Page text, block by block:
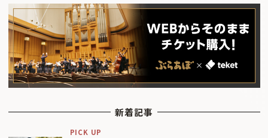
新着記事
PICK UP